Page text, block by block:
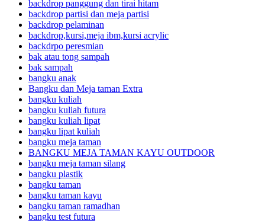
backdrop panggung dan tirai hitam
backdrop partisi dan meja partisi
backdrop pelaminan
backdrop,kursi,meja ibm,kursi acrylic
backdrpo peresmian
bak atau tong sampah
bak sampah
bangku anak
Bangku dan Meja taman Extra
bangku kuliah
bangku kuliah futura
bangku kuliah lipat
bangku lipat kuliah
bangku meja taman
BANGKU MEJA TAMAN KAYU OUTDOOR
bangku meja taman silang
bangku plastik
bangku taman
bangku taman kayu
bangku taman ramadhan
bangku test futura